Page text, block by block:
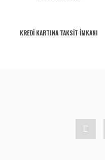
KREDİ KARTINA TAKSİT İMKANI